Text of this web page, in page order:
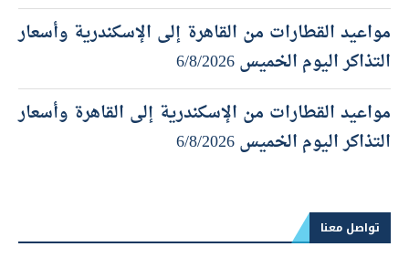
مواعيد القطارات من القاهرة إلى الإسكندرية وأسعار
التذاكر اليوم الخميس 6/8/2026
مواعيد القطارات من الإسكندرية إلى القاهرة وأسعار
التذاكر اليوم الخميس 6/8/2026
تواصل معنا